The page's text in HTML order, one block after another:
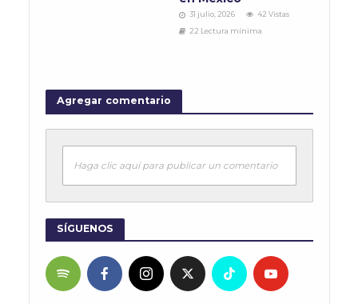
31 julio, 2026
42 Vistas
22 Lectura mínima
Agregar comentario
Haga clic aquí para publicar un comentario
SÍGUENOS